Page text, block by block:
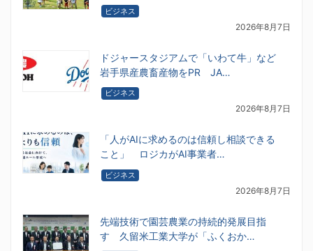
ビジネス
2026年8月7日
ドジャースタジアムで「いわて牛」など
岩手県産農畜産物をPR JA…
ビジネス
2026年8月7日
「人がAIに求めるのは信頼し相談できる
こと」 ロジカがAI事業者…
ビジネス
2026年8月7日
先端技術で園芸農業の持続的発展目指
す 久留米工業大学が「ふくおか…